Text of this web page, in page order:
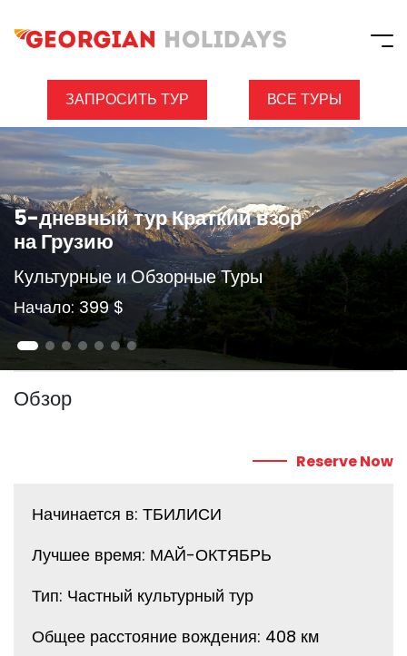
ЗАПРОСИТЬ ТУР ВСЕ ТУРЫ
5-дневный тур Краткий взор
на Грузию
Культурные и Обзорные Туры
Начало: 399 $
Обзор
Reserve Now
Начинается в: ТБИЛИСИ
Лучшее время: МАЙ-ОКТЯБРЬ
Тип: Частный культурный тур
Общее расстояние вождения: 408 км